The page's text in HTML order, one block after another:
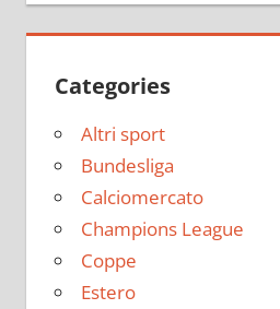
Categories
Altri sport
Bundesliga
Calciomercato
Champions League
Coppe
Estero